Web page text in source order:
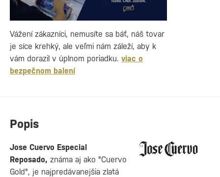
Popis
Jose Cuervo Especial
Reposado, známa aj ako "Cuervo
Gold", je najpredávanejšia zlatá
Vážení zákazníci, nemusíte sa báť, náš tovar
je síce krehký, ale veľmi nám záleží, aby k
vám dorazil v úplnom poriadku. viac o
bezpečnom balení